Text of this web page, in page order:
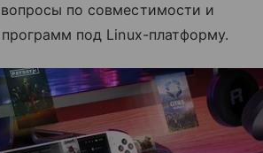
по совместимости и
под Linux-платформу.